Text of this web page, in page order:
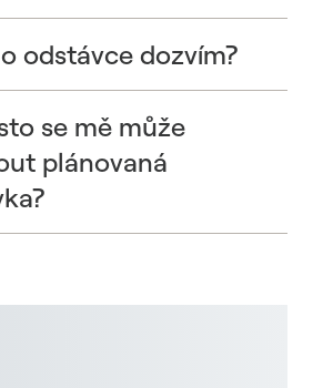
odstávce dozvím?
se mě může
plánovaná